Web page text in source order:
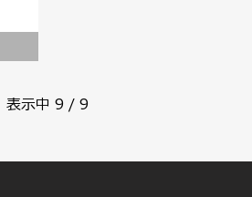
表示中 9 / 9